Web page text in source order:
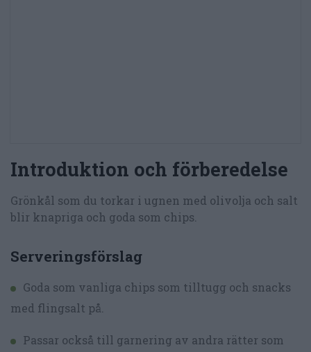
Introduktion och förberedelse
Grönkål som du torkar i ugnen med olivolja och salt
blir knapriga och goda som chips.
Serveringsförslag
Goda som vanliga chips som tilltugg och snacks
med flingsalt på.
Passar också till garnering av andra rätter som